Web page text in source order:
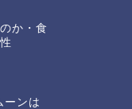
か・食
ーンは